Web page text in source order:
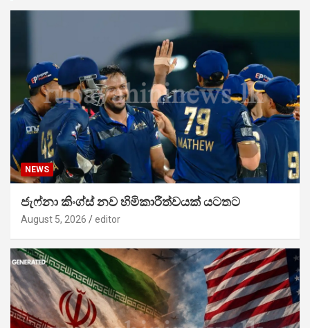
NEWS
ජැෆ්නා කිංග්ස් නව හිමිකාරීත්වයක් යටතට
August 5, 2026 editor